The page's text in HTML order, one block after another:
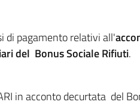
di pagamento relativi all'
del Bonus Sociale Rifiuti.
in acconto decurtata del